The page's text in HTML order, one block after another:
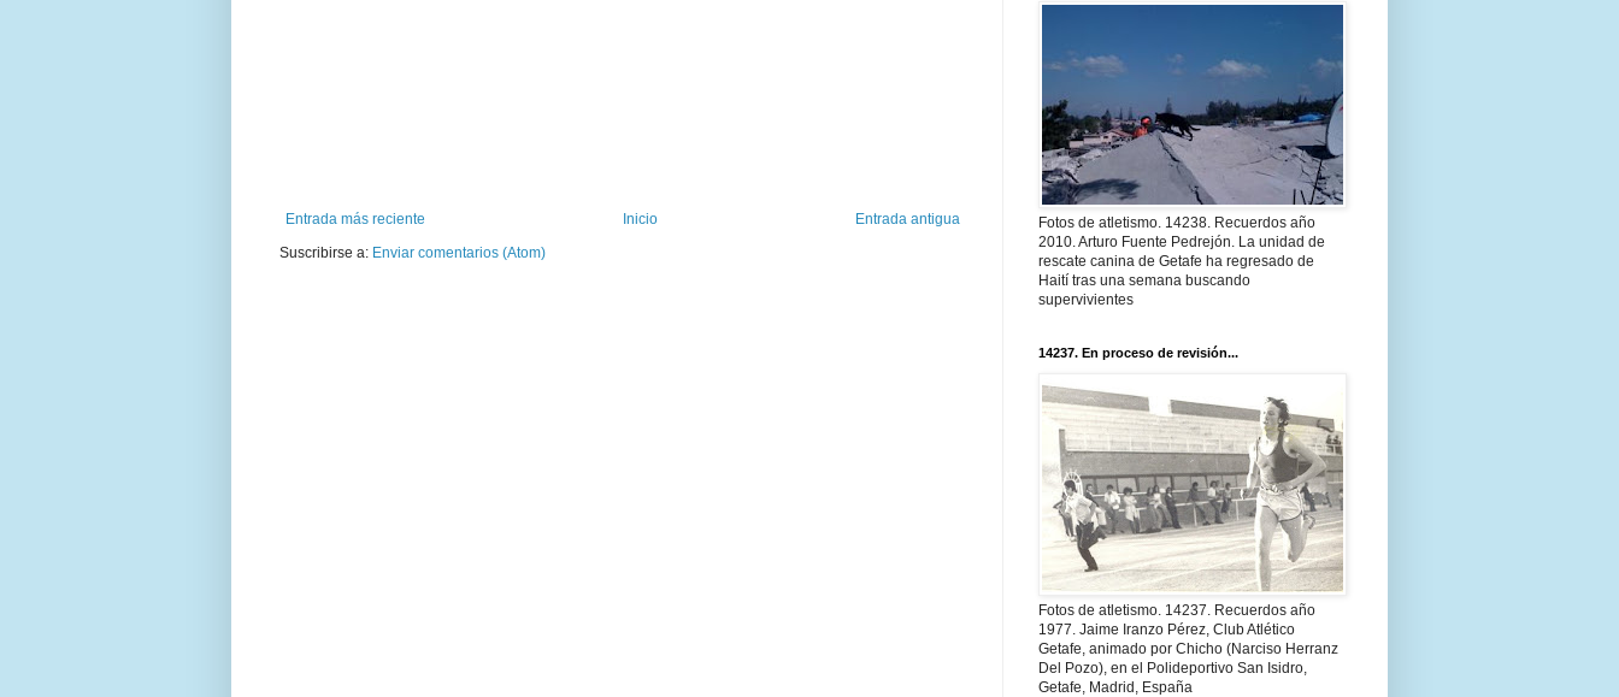
Entrada más reciente Entrada antigua
Inicio
Suscribirse a: Enviar comentarios (Atom)
Fotos de atletismo. 14238. Recuerdos año
2010. Arturo Fuente Pedrejón. La unidad de
rescate canina de Getafe ha regresado de
Haití tras una semana buscando
supervivientes
14237. En proceso de revisión...
Fotos de atletismo. 14237. Recuerdos año
1977. Jaime Iranzo Pérez, Club Atlético
Getafe, animado por Chicho (Narciso Herranz
Del Pozo), en el Polideportivo San Isidro,
Getafe, Madrid, España